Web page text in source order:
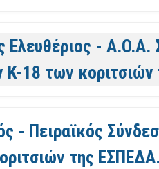
- Α.Ο.Α.
Κ-18 των
- Πειραϊκός
της ΕΣΠΕΔΑ.